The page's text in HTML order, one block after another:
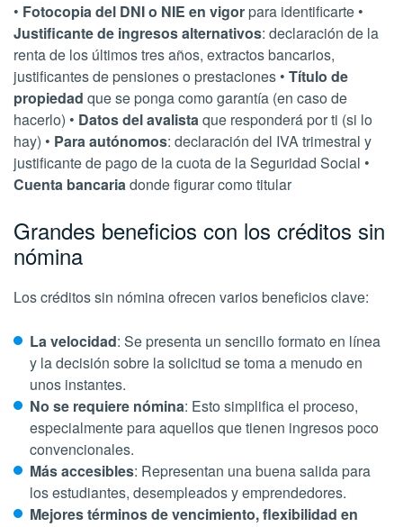
• Fotocopia del DNI o NIE en vigorpara identificarte •
Justificante de ingresos alternativos: declaración de la
renta de los últimos tres años, extractos bancarios,
justificantes de pensiones o prestaciones • Título de
propiedad que se ponga como garantía (en caso de
hacerlo) • Datos del avalistaque responderá por ti (si lo
hay) • Para autónomos: declaración del IVA trimestral y
justificante de pago de la cuota de la Seguridad Social •
Cuenta bancariadonde figurar como titular
Grandes beneficios con los créditos sin
nómina
Los créditos sin nómina ofrecen varios beneficios clave:
La velocidad: Se presenta un sencillo formato en línea
y la decisión sobre la solicitud se toma a menudo en
unos instantes.
No se requiere nómina: Esto simplifica el proceso,
especialmente para aquellos que tienen ingresos poco
convencionales.
Más accesibles: Representan una buena salida para
los estudiantes, desempleados y emprendedores.
Mejores términos de vencimiento, flexibilidad en